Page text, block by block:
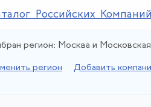
Российских Компаний
регион: Москва и
регион Добавить